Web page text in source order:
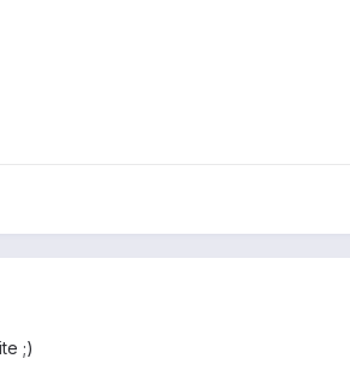
;)